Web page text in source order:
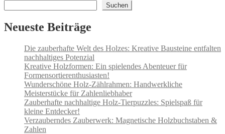
Suchen
Neueste Beiträge
Die zauberhafte Welt des Holzes: Kreative Bausteine entfalten
nachhaltiges Potenzial
Kreative Holzformen: Ein spielendes Abenteuer für
Formensortierenthusiasten!
Wunderschöne Holz-Zählrahmen: Handwerkliche
Meisterstücke für Zahlenliebhaber
Zauberhafte nachhaltige Holz-Tierpuzzles: Spielspaß für
kleine Entdecker!
Verzauberndes Zauberwerk: Magnetische Holzbuchstaben &
Zahlen